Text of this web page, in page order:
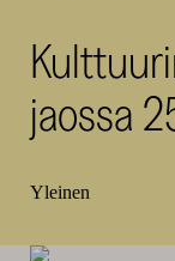
jaossa
Yleinen